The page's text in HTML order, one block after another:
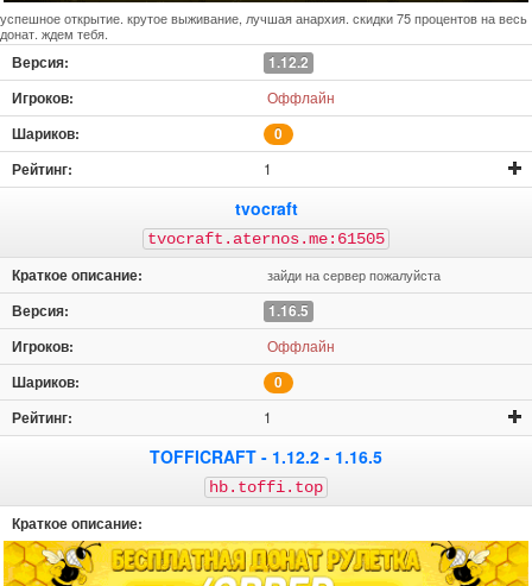
успешное открытие. крутое выживание, лучшая анархия. скидки 75 процентов на весь
донат. ждем тебя.
1.12.2
Оффлайн
0
1
tvocraft
tvocraft.aternos.me:61505
зайди на сервер пожалуйста
1.16.5
Оффлайн
0
1
TOFFICRAFT - 1.12.2 - 1.16.5
hb.toffi.top